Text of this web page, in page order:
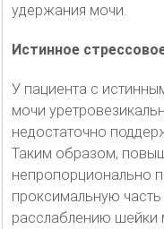
удержания мочи.
Истинное
У пациента с
мочи
недостаточно
Таким образом,
непропорционально
проксимальную часть
расслаблению шейки